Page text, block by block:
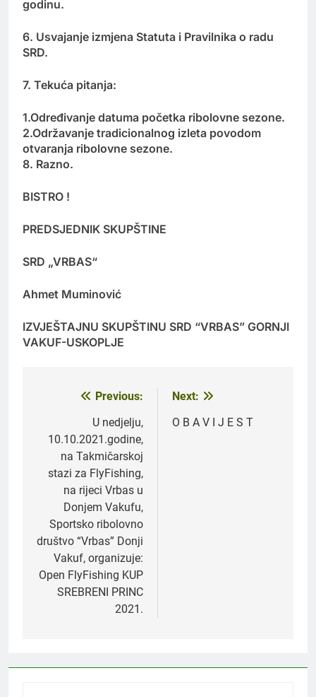
godinu.
6. Usvajanje izmjena Statuta i Pravilnika o radu
SRD.
7. Tekuća pitanja:
1.Određivanje datuma početka ribolovne sezone.
2.Održavanje tradicionalnog izleta povodom
otvaranja ribolovne sezone.
8. Razno.
BISTRO !
PREDSJEDNIK SKUPŠTINE
SRD „VRBAS“
Ahmet Muminović
IZVJEŠTAJNU SKUPŠTINU SRD “VRBAS” GORNJI
VAKUF-USKOPLJE
Navigacija
članaka
Previous:
U nedjelju,
10.10.2021.godine,
na Takmičarskoj
stazi za FlyFishing,
na rijeci Vrbas u
Donjem Vakufu,
Sportsko ribolovno
društvo “Vrbas” Donji
Vakuf, organizuje:
Open FlyFishing KUP
SREBRENI PRINC
2021.
Next:
O B A V I J E S T